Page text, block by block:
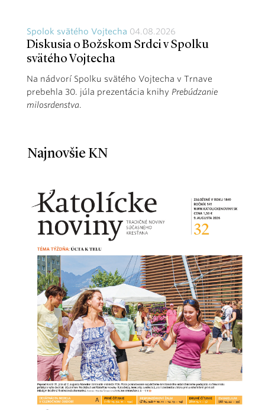
Spolok svätého Vojtecha 04.08.2026
Diskusia o Božskom Srdci v Spolku
svätého Vojtecha
Na nádvorí Spolku svätého Vojtecha v Trnave
prebehla 30. júla prezentácia knihy Prebúdzanie
milosrdenstva.
Najnovšie KN